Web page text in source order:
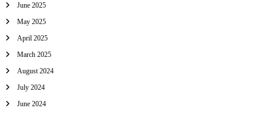
June 2025
May 2025
April 2025
March 2025
August 2024
July 2024
June 2024